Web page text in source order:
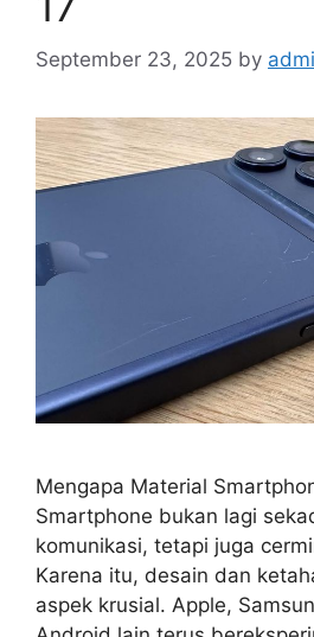
September 23, 2025 by
Mengapa Material
Smartphone bukan lagi
komunikasi, tetapi juga
Karena itu, desain dan
aspek krusial. Apple,